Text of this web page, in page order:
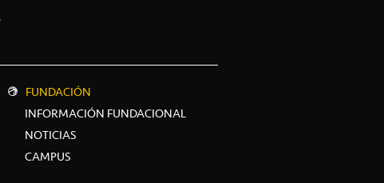
FUNDACIÓN
INFORMACIÓN FUNDACIONAL
NOTICIAS
CAMPUS